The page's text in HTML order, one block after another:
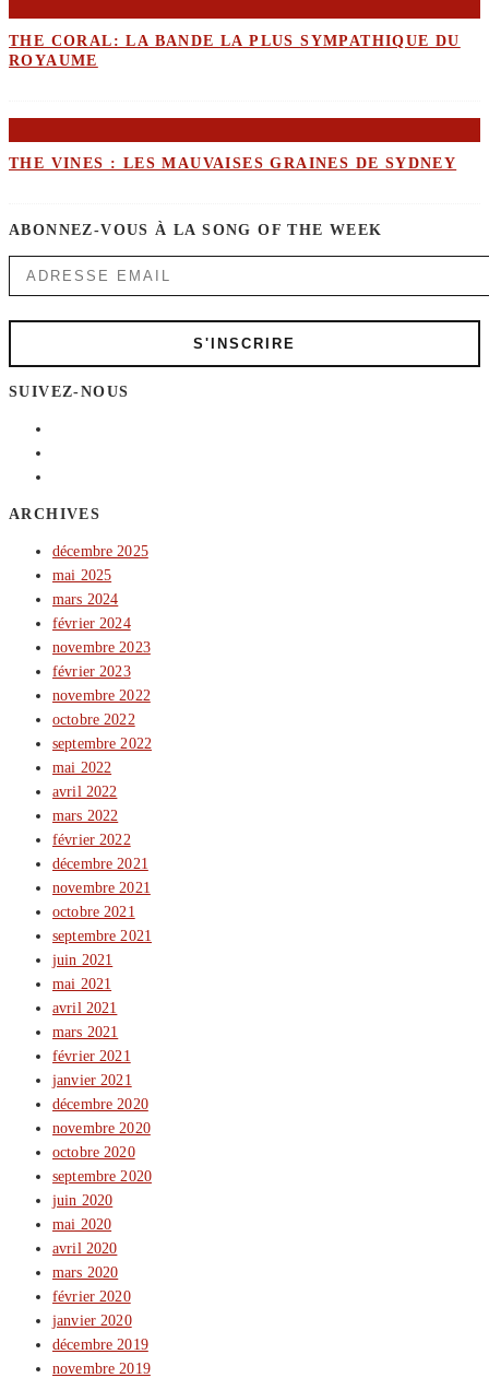
THE CORAL: LA BANDE LA PLUS SYMPATHIQUE DU
ROYAUME
THE VINES : LES MAUVAISES GRAINES DE SYDNEY
ABONNEZ-VOUS À LA SONG OF THE WEEK
SUIVEZ-NOUS
ARCHIVES
décembre 2025
mai 2025
mars 2024
février 2024
novembre 2023
février 2023
novembre 2022
octobre 2022
septembre 2022
mai 2022
avril 2022
mars 2022
février 2022
décembre 2021
novembre 2021
octobre 2021
septembre 2021
juin 2021
mai 2021
avril 2021
mars 2021
février 2021
janvier 2021
décembre 2020
novembre 2020
octobre 2020
septembre 2020
juin 2020
mai 2020
avril 2020
mars 2020
février 2020
janvier 2020
décembre 2019
novembre 2019